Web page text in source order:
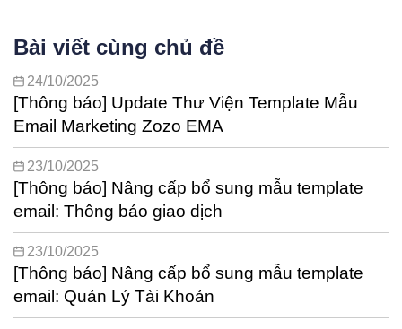
Bài viết cùng chủ đề
24/10/2025
[Thông báo] Update Thư Viện Template Mẫu
Email Marketing Zozo EMA
23/10/2025
[Thông báo] Nâng cấp bổ sung mẫu template
email: Thông báo giao dịch
23/10/2025
[Thông báo] Nâng cấp bổ sung mẫu template
email: Quản Lý Tài Khoản